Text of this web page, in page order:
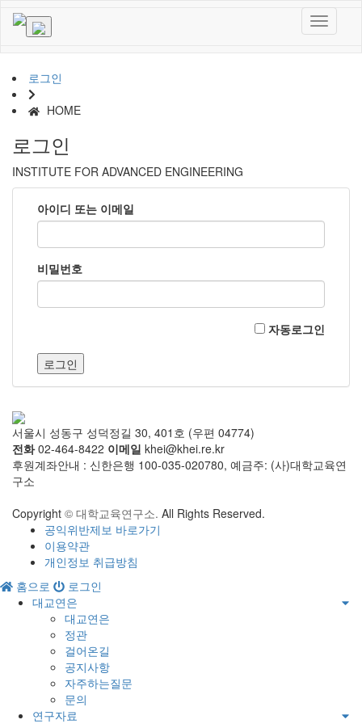
로그인
HOME
로그인
INSTITUTE FOR ADVANCED ENGINEERING
아이디 또는 이메일
비밀번호
자동로그인
로그인
서울시 성동구 성덕정길 30, 401호 (우편 04774)
전화02-464-8422 이메일 khei@khei.re.kr
후원계좌안내 : 신한은행 100-035-020780, 예금주: (사)대학교육연
구소
Copyright © 대학교육연구소. All Rights Reserved.
공익위반제보 바로가기
이용약관
개인정보 취급방침
홈으로
로그인
대교연은
대교연은
정관
걸어온길
공지사항
자주하는질문
문의
연구자료